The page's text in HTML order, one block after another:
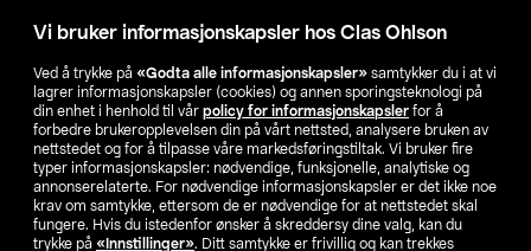
Vi bruker informasjonskapsler hos Clas Ohlson
Ved å trykke på «Godta alle informasjonskapsler» samtykker du i at vi
lagrer informasjonskapsler (cookies) og annen sporingsteknologi på
din enhet i henhold til vår policy for informasjonskapsler for å
forbedre brukeropplevelsen din på vårt nettsted, analysere bruken av
nettstedet og for å tilpasse våre markedsføringstiltak. Vi bruker fire
typer informasjonskapsler: nødvendige, funksjonelle, analytiske og
annonserelaterte. For nødvendige informasjonskapsler er det ikke noe
krav om samtykke, ettersom de er nødvendige for at nettstedet skal
fungere. Hvis du istedenfor ønsker å skreddersy dine valg, kan du
trykke på «Innstillinger». Ditt samtykke er frivillig og kan trekkes
Våre selskaper
Finn din butikk
SE NO FI